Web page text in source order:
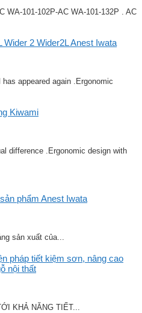
WA-101-102P-AC WA-101-132P . AC
2 Wider2L Anest Iwata
has appeared again .Ergonomic
Kiwami
difference .Ergonomic design with
phẩm Anest Iwata
sản xuất của...
pháp tiết kiệm sơn, nâng cao
nội thất
KHẢ NĂNG TIẾT...